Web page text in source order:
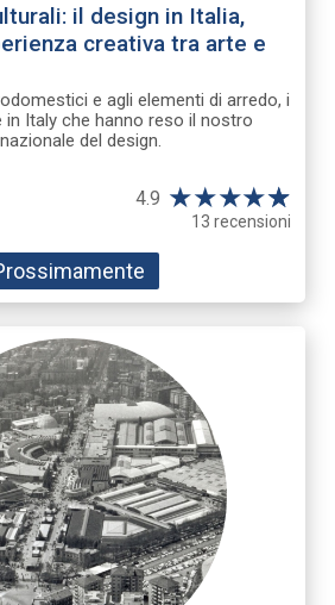
il design in Italia,
creativa tra arte e
e agli elementi di arredo, i
in Italy che hanno reso il nostro
del design.
4.9 ★★★★☆
★
13 recensioni